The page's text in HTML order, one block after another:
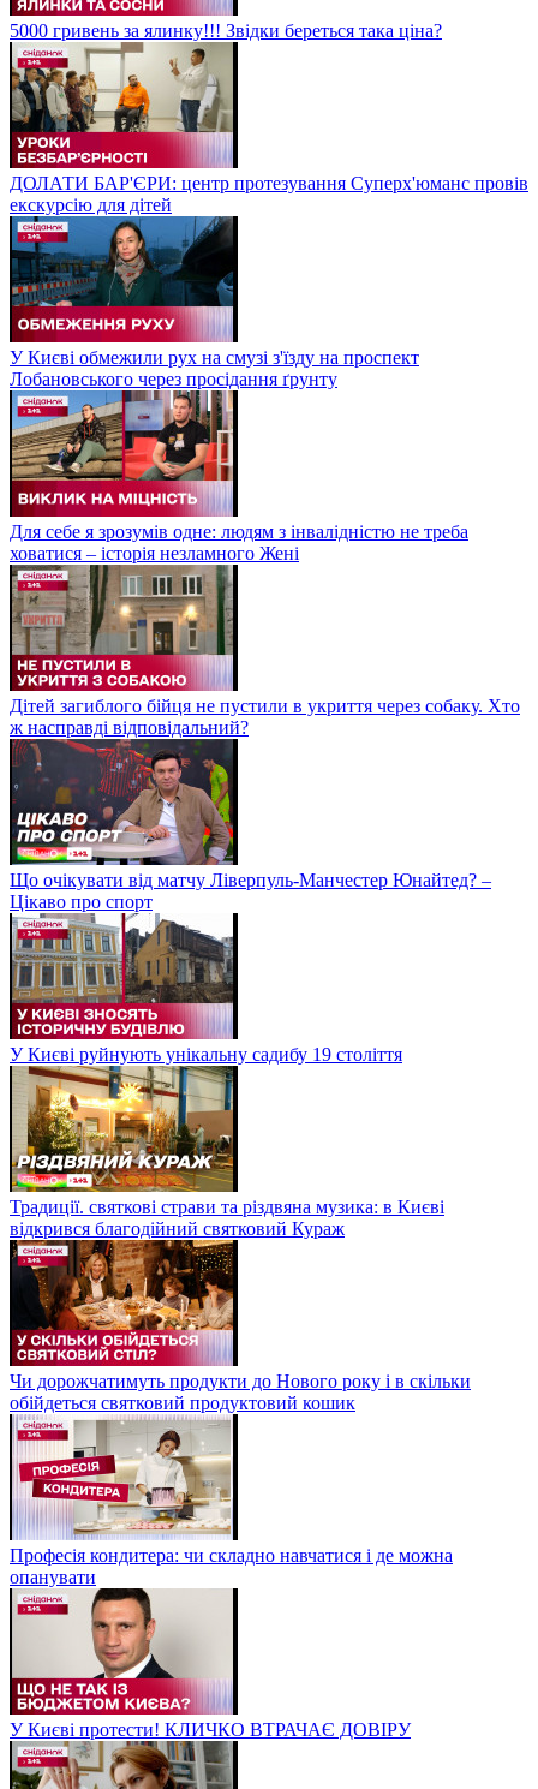
5000 гривень за ялинку!!! Звідки береться така ціна?
ДОЛАТИ БАР'ЄРИ: центр протезування Суперх'юманс провів
екскурсію для дітей
У Києві обмежили рух на смузі з'їзду на проспект
Лобановського через просідання ґрунту
Для себе я зрозумів одне: людям з інвалідністю не треба
ховатися – історія незламного Жені
Дітей загиблого бійця не пустили в укриття через собаку. Хто
ж насправді відповідальний?
Що очікувати від матчу Ліверпуль-Манчестер Юнайтед? –
Цікаво про спорт
У Києві руйнують унікальну садибу 19 століття
Традиції. святкові страви та різдвяна музика: в Києві
відкрився благодійний святковий Кураж
Чи дорожчатимуть продукти до Нового року і в скільки
обійдеться святковий продуктовий кошик
Професія кондитера: чи складно навчатися і де можна
опанувати
У Києві протести! КЛИЧКО ВТРАЧАЄ ДОВІРУ